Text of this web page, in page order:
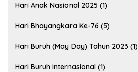
Hari Anak Nasional 2025 (1)
Hari Bhayangkara Ke-76 (5)
Hari Buruh (May Day) Tahun 2023 (1)
Hari Buruh Internasional (1)